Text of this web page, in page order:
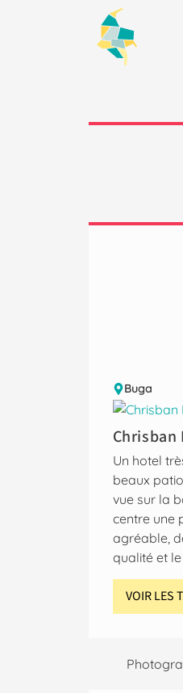
Buga
Un hotel
beaux
vue sur la
centre une
agréable,
qualité et
VOIR LES